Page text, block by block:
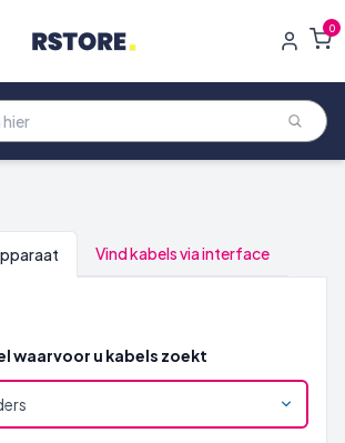
0
Vind kabels via interface
waarvoor u kabels zoekt